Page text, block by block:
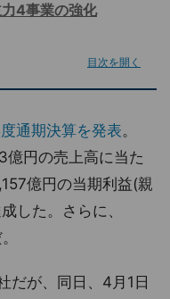
4事業の強化
目次を開く
通期決算を発表。
円の売上高に当た
億円の当期利益(親
した。さらに、
だが、同日、4月1日